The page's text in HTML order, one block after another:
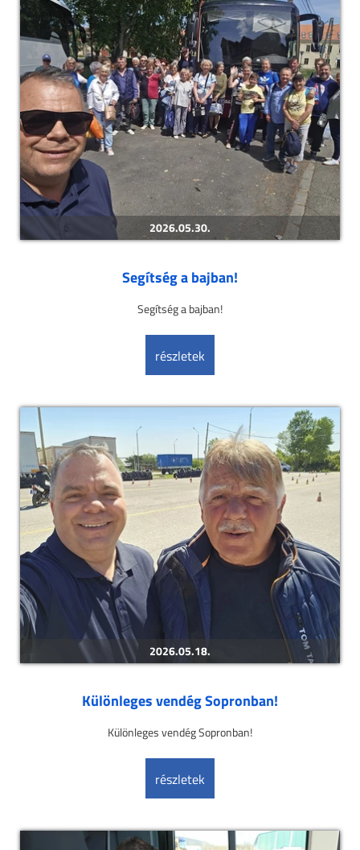
2026.05.30.
Segítség a bajban!
Segítség a bajban!
részletek
2026.05.18.
Különleges vendég Sopronban!
Különleges vendég Sopronban!
részletek